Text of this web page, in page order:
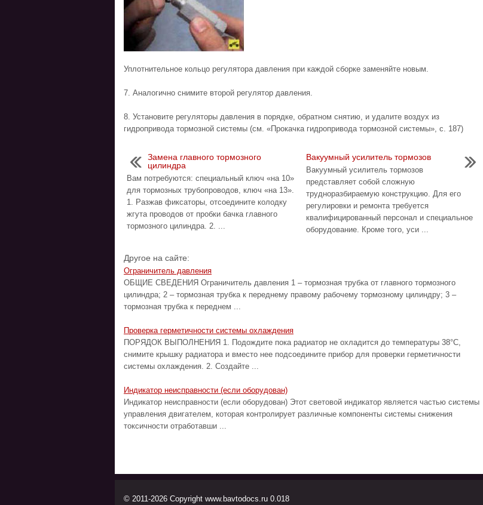
Уплотнительное кольцо регулятора давления при каждой сборке заменяйте новым.
7. Аналогично снимите второй регулятор давления.
8. Установите регуляторы давления в порядке, обратном снятию, и удалите воздух из
гидропривода тормозной системы (см. «Прокачка гидропривода тормозной системы», с. 187)
Замена главного тормозного
цилиндра
Вам потребуются: специальный ключ «на 10»
для тормозных трубопроводов, ключ «на 13».
1. Разжав фиксаторы, отсоедините колодку
жгута проводов от пробки бачка главного
тормозного цилиндра. 2. ...
Вакуумный усилитель тормозов
Вакуумный усилитель тормозов
представляет собой сложную
трудноразбираемую конструкцию. Для его
регулировки и ремонта требуется
квалифицированный персонал и специальное
оборудование. Кроме того, уси ...
Другое на сайте:
Ограничитель давления
ОБЩИЕ СВЕДЕНИЯ Ограничитель давления 1 – тормозная трубка от главного тормозного
цилиндра; 2 – тормозная трубка к переднему правому рабочему тормозному цилиндру; 3 –
тормозная трубка к переднем ...
Проверка герметичности системы охлаждения
ПОРЯДОК ВЫПОЛНЕНИЯ 1. Подождите пока радиатор не охладится до температуры 38°C,
снимите крышку радиатора и вместо нее подсоедините прибор для проверки герметичности
системы охлаждения. 2. Создайте ...
Индикатор неисправности (если оборудован)
Индикатор неисправности (если оборудован) Этот световой индикатор является частью системы
управления двигателем, которая контролирует различные компоненты системы снижения
токсичности отработавши ...
© 2011-2026 Copyright www.bavtodocs.ru 0.018